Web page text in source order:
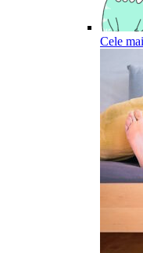
Cele